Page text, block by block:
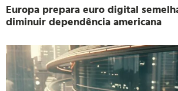
Europa prepara euro digital
diminuir dependência americana